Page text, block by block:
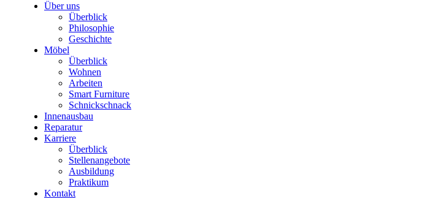
Über uns
Überblick
Philosophie
Geschichte
Möbel
Überblick
Wohnen
Arbeiten
Smart Furniture
Schnickschnack
Innenausbau
Reparatur
Karriere
Überblick
Stellenangebote
Ausbildung
Praktikum
Kontakt